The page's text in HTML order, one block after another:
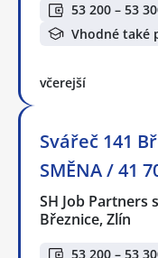
53 200 – 53
Vhodné také
včerejší
Svářeč 141
SMĚNA / 41
SH Job Partners
Březnice, Zlín
53 200 – 53